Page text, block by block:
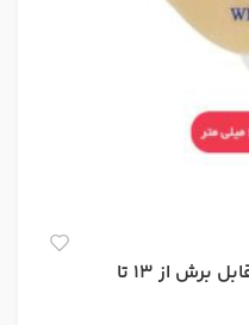
چسب پایه کانوکس وللند قابل برش از ۱۳ تا